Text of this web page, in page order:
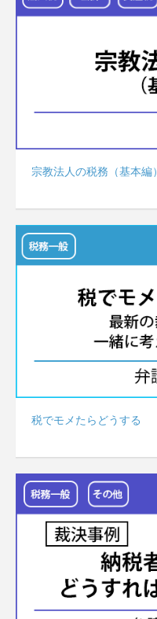
宗教法人の税務（基本編）
税でモメたらどうする